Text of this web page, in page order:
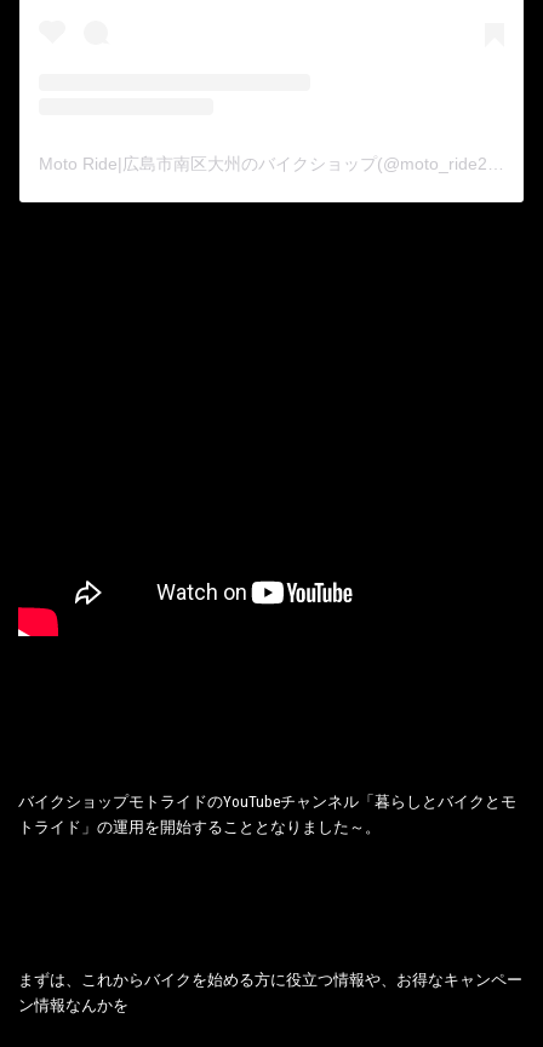
Moto Ride|広島市南区大州のバイクショップ(@moto_ride2015)がシェアした投稿
バイクショップモトライドのYouTubeチャンネル「暮らしとバイクとモ
トライド」の運用を開始することとなりました～。
まずは、これからバイクを始める方に役立つ情報や、お得なキャンペー
ン情報なんかを